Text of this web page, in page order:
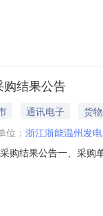
采购数量计量单位
结果公告
通讯电子
货物
位： 浙江浙能温州发
购结果公告一、采
数量计量单位税率